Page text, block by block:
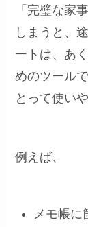
「完璧な家
しまうと、
ートは、あ
めのツール
とって使い
例えば、
メモ帳に